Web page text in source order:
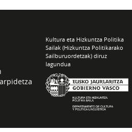
Kultura eta Hizkuntza Politika
Sailak (Hizkuntza Politikarako
Sailburuordetzak) diruz
lagundua